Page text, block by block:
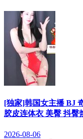
[独家]韩国女主播 BJ
胶皮连体衣 美臀 抖臀
2026-08-06